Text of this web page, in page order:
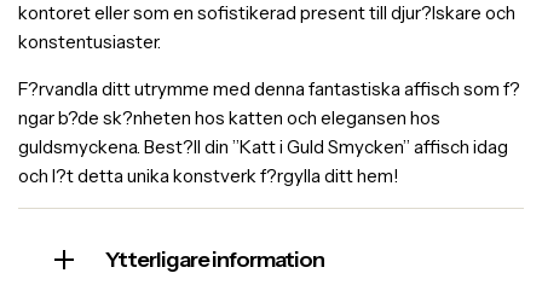
kontoret eller som en sofistikerad present till djur?lskare och
konstentusiaster.
F?rvandla ditt utrymme med denna fantastiska affisch som f?
ngar b?de sk?nheten hos katten och elegansen hos
guldsmyckena. Best?ll din ”Katt i Guld Smycken” affisch idag
och l?t detta unika konstverk f?rgylla ditt hem!
Ytterligare information